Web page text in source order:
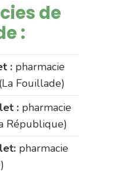
de
:
: pharmacie
Fouillade)
: pharmacie
République)
pharmacie